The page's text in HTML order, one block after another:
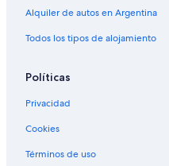
Alquiler de autos en Argentina
Todos los tipos de alojamiento
Políticas
Privacidad
Cookies
Términos de uso